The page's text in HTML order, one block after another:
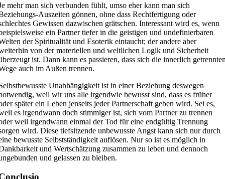
mehr man sich verbunden fühlt, umso eher kann man sich
Auszeiten gönnen, ohne dass Rechtfertigung oder
Gewissen dazwischen grätschen. Interessant wird es, wenn
ein Partner tiefer in die geistigen und undefinierbaren
der Spiritualität und Esoterik eintaucht; der andere aber
von der materiellen und weltlichen Logik und Sicherheit
ist. Dann kann es passieren, dass sich die innerlich
auch im Außen trennen.
Unabhängigkeit ist in einer Beziehung deswegen
weil wir uns alle irgendwie bewusst sind, dass es früher
später ein Leben jenseits jeder Partnerschaft geben wird. Sei es,
es irgendwann doch stimmiger ist, sich vom Partner zu trennen
weil irgendwann einmal der Tod für eine endgültig Trennung
wird. Diese tiefsitzende unbewusste Angst kann sich nur durch
bewusste Selbstständigkeit auflösen. Nur so ist es möglich in
und Wertschätzung zusammen zu leben und dennoch
und gelassen zu bleiben.